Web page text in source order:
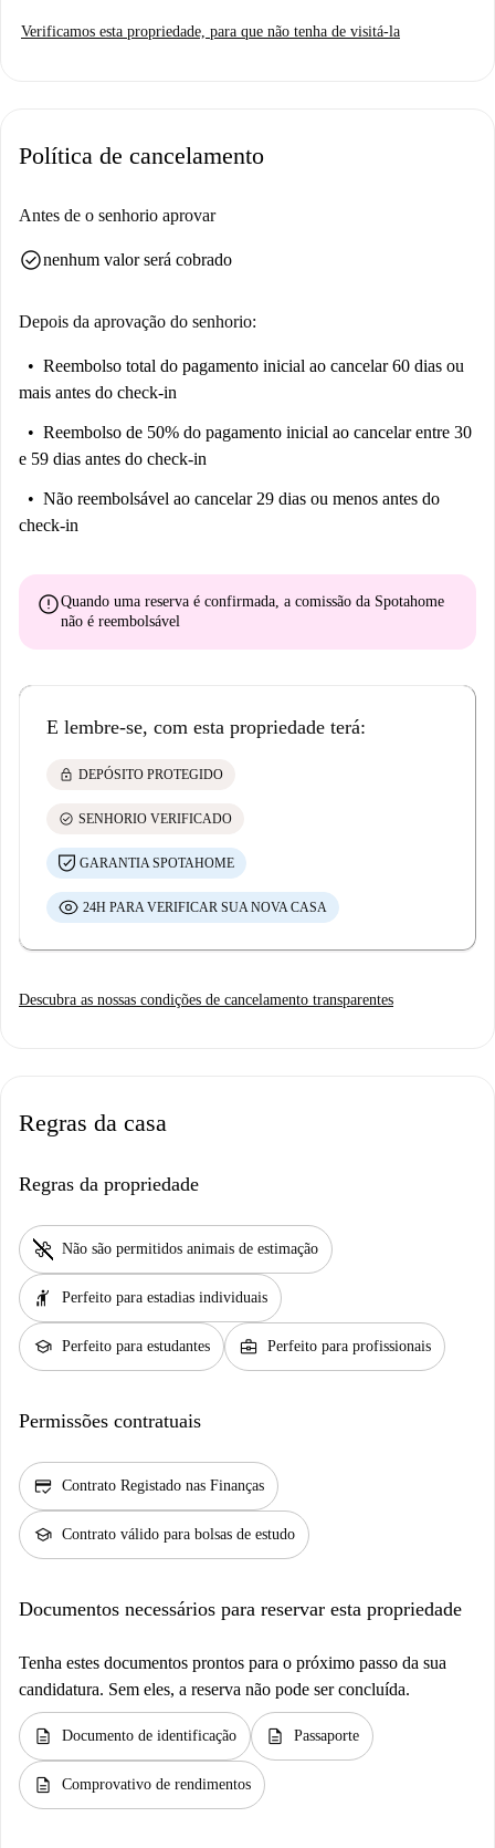
Verificamos esta propriedade, para que não tenha de visitá-la
Política de cancelamento
Antes de o senhorio aprovar
check_circlenenhum valor será cobrado
Depois da aprovação do senhorio:
Reembolso total do pagamento inicial ao cancelar 60 dias ou
mais antes do check-in
Reembolso de 50% do pagamento inicial ao cancelar entre 30
e 59 dias antes do check-in
Não reembolsável ao cancelar 29 dias ou menos antes do
check-in
errorQuando uma reserva é confirmada, a comissão da Spotahome
não é reembolsável
E lembre-se, com esta propriedade terá:
lock DEPÓSITO PROTEGIDO
check_circle SENHORIO VERIFICADO
GARANTIA SPOTAHOME
24H PARA VERIFICAR SUA NOVA CASA
Descubra as nossas condições de cancelamento transparentes
Regras da casa
Regras da propriedade
pet_supplies Não são permitidos animais de estimação
hail Perfeito para estadias individuais
school Perfeito para estudantes business_center Perfeito para profissionais
Permissões contratuais
credit_score Contrato Registado nas Finanças
school Contrato válido para bolsas de estudo
Documentos necessários para reservar esta propriedade
Tenha estes documentos prontos para o próximo passo da sua
candidatura. Sem eles, a reserva não pode ser concluída.
description Documento de identificação description Passaporte
description Comprovativo de rendimentos